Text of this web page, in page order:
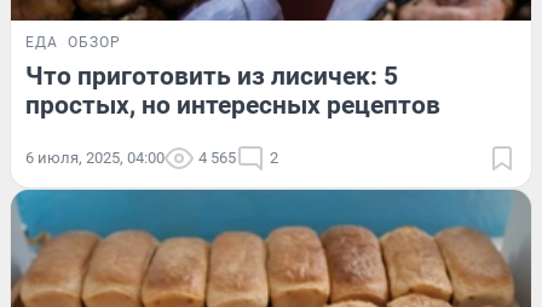
ЕДА ОБЗОР
Что приготовить из лисичек: 5
простых, но интересных рецептов
6 июля, 2025, 04:00 4 565 2